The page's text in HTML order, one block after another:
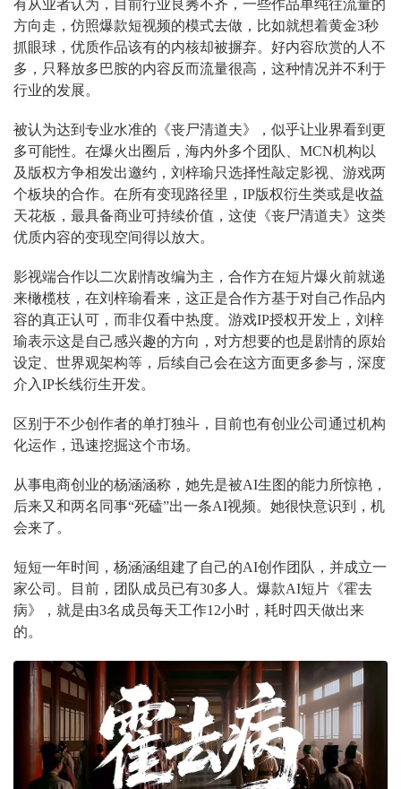
有从业者认为，目前行业良莠不齐，一些作品单纯往流量的
方向走，仿照爆款短视频的模式去做，比如就想着黄金3秒
抓眼球，优质作品该有的内核却被摒弃。好内容欣赏的人不
多，只释放多巴胺的内容反而流量很高，这种情况并不利于
行业的发展。
被认为达到专业水准的《丧尸清道夫》，似乎让业界看到更
多可能性。在爆火出圈后，海内外多个团队、MCN机构以
及版权方争相发出邀约，刘梓瑜只选择性敲定影视、游戏两
个板块的合作。在所有变现路径里，IP版权衍生类或是收益
天花板，最具备商业可持续价值，这使《丧尸清道夫》这类
优质内容的变现空间得以放大。
影视端合作以二次剧情改编为主，合作方在短片爆火前就递
来橄榄枝，在刘梓瑜看来，这正是合作方基于对自己作品内
容的真正认可，而非仅看中热度。游戏IP授权开发上，刘梓
瑜表示这是自己感兴趣的方向，对方想要的也是剧情的原始
设定、世界观架构等，后续自己会在这方面更多参与，深度
介入IP长线衍生开发。
区别于不少创作者的单打独斗，目前也有创业公司通过机构
化运作，迅速挖掘这个市场。
从事电商创业的杨涵涵称，她先是被AI生图的能力所惊艳，
后来又和两名同事“死磕”出一条AI视频。她很快意识到，机
会来了。
短短一年时间，杨涵涵组建了自己的AI创作团队，并成立一
家公司。目前，团队成员已有30多人。爆款AI短片《霍去
病》，就是由3名成员每天工作12小时，耗时四天做出来
的。